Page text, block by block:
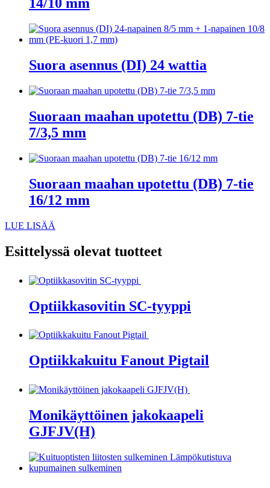
14/10 mm
Suora asennus (DI) 24 wattia
Suoraan maahan upotettu (DB) 7-tie
7/3,5 mm
Suoraan maahan upotettu (DB) 7-tie
16/12 mm
LUE LISÄÄ
Esittelyssä olevat tuotteet
Optiikkasovitin SC-tyyppi
Optiikkakuitu Fanout Pigtail
Monikäyttöinen jakokaapeli
GJFJV(H)